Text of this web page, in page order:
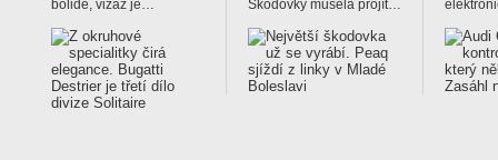
bolide, vizáž je…
Škodovky musela projít…